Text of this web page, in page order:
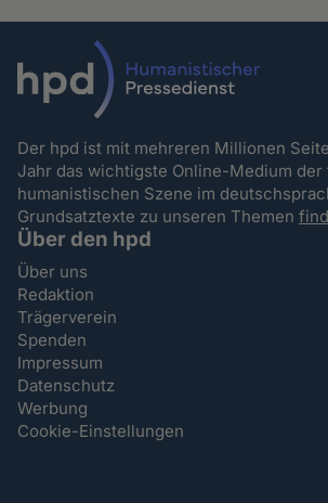
Der hpd ist mit mehreren Millionen
Jahr das wichtigste Online-Medium
humanistischen Szene im
Grundsatztexte zu unseren Themen
Über den hpd
Über uns
Redaktion
Trägerverein
Spenden
Impressum
Datenschutz
Werbung
Cookie-Einstellungen